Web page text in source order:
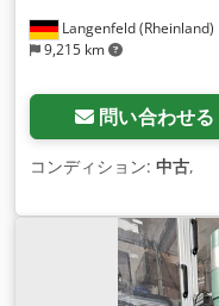
Langenfeld (Rheinland)
9,215 km
問い合わせる
コンディション: 中古,